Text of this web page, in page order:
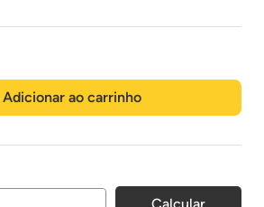
Adicionar ao carrinho